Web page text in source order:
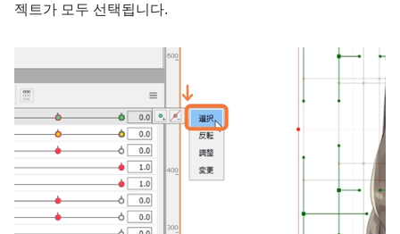
젝트가 모두 선택됩니다.